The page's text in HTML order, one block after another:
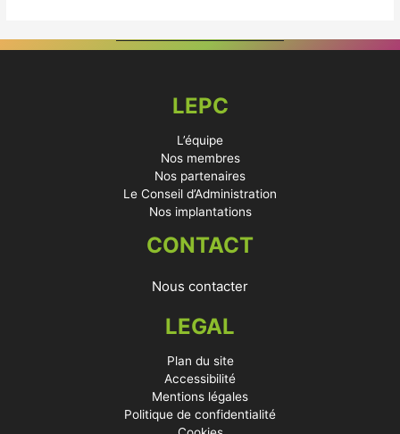
LEPC
L’équipe
Nos membres
Nos partenaires
Le Conseil d’Administration
Nos implantations
CONTACT
Nous contacter
LEGAL
Plan du site
Accessibilité
Mentions légales
Politique de confidentialité